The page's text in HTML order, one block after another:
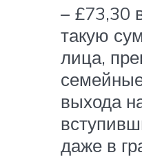
– £73,30
такую
лица,
выхода
даже в